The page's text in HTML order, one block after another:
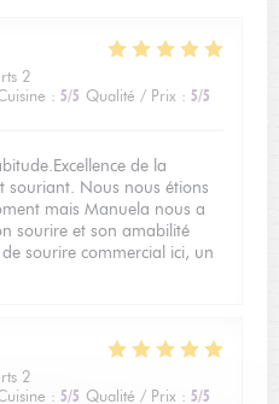
2
: 5/5 Qualité / Prix : 5/5
de la
souriant. Nous nous étions
mais Manuela nous a
sourire et son amabilité
sourire commercial ici, un
2
: 5/5 Qualité / Prix : 5/5